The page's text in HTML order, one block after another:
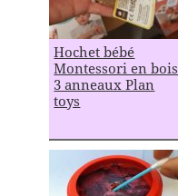
Hochet bébé
Montessori en bois
3 anneaux Plan
toys